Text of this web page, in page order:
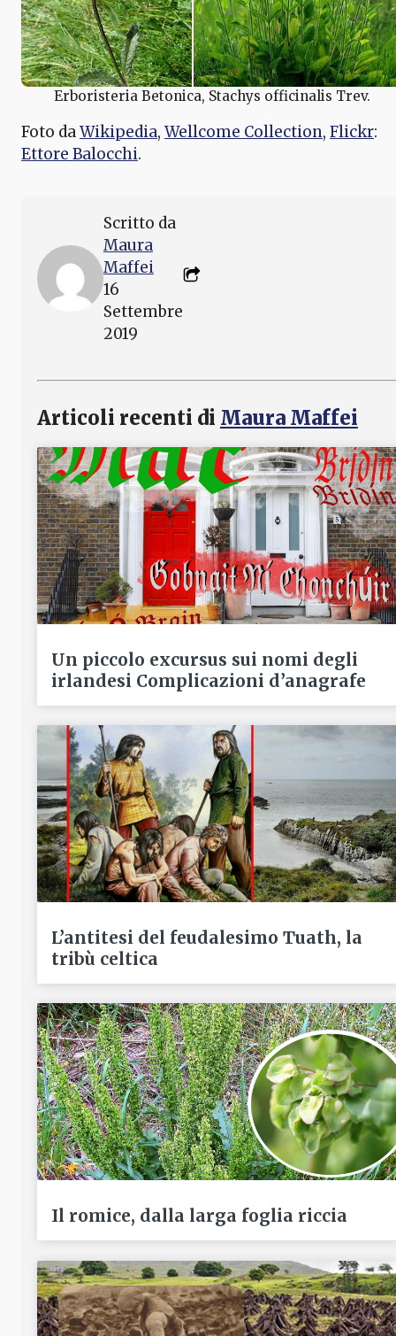
Erboristeria Betonica, Stachys officinalis Trev.
Foto daWikipedia, Wellcome Collection, Flickr:
Ettore Balocchi.
Scritto da
Maura
Maffei
16
Settembre
2019
Articoli recenti di Maura Maffei
Un piccolo excursus sui nomi degli
irlandesi Complicazioni d’anagrafe
L’antitesi del feudalesimo Tuath, la
tribù celtica
Il romice, dalla larga foglia riccia